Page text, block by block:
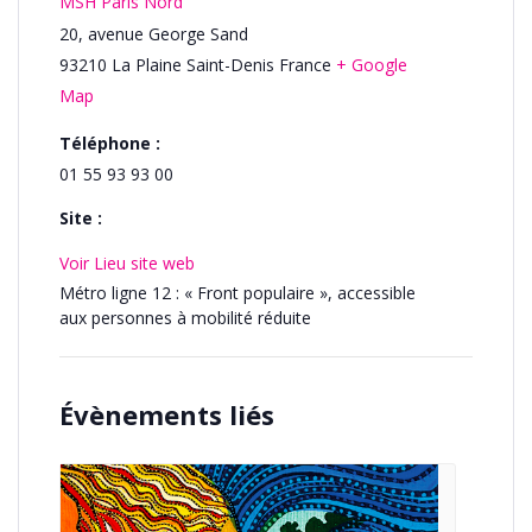
20, avenue George Sand
93210 La Plaine Saint-Denis France + Google
Map
Téléphone :
01 55 93 93 00
Site :
Voir Lieu site web
Métro ligne 12 : « Front populaire », accessible
aux personnes à mobilité réduite
Évènements liés